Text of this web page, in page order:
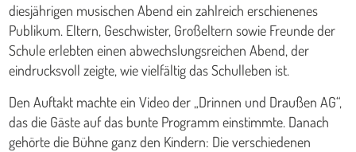
diesjährigen musischen Abend ein zahlreich erschienenes
Publikum. Eltern, Geschwister, Großeltern sowie Freunde der
Schule erlebten einen abwechslungsreichen Abend, der
eindrucksvoll zeigte, wie vielfältig das Schulleben ist.
Den Auftakt machte ein Video der „Drinnen und Draußen AG“,
das die Gäste auf das bunte Programm einstimmte. Danach
gehörte die Bühne ganz den Kindern: Die verschiedenen